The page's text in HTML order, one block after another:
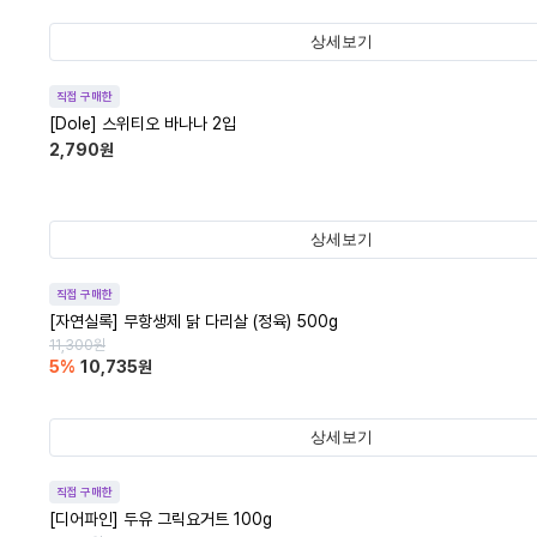
상세보기
직접 구매한
[Dole] 스위티오 바나나 2입
2,790원
상세보기
직접 구매한
[자연실록] 무항생제 닭 다리살 (정육) 500g
11,300원
5% 10,735원
상세보기
직접 구매한
[디어파인] 두유 그릭요거트 100g